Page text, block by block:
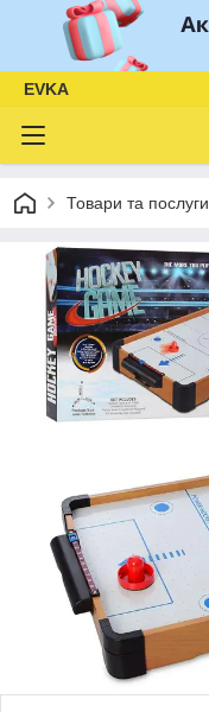
EVKA
Товари та послуги